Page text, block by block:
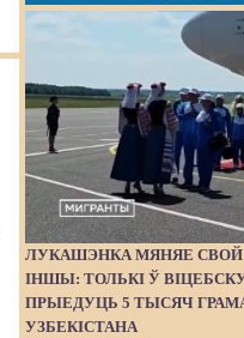
ЛУКАШЭНКА МЯНЯЕ СВОЙ
ІНШЫ: ТОЛЬКІ Ў
ПРЫЕДУЦЬ 5 ТЫСЯЧ
УЗБЕКІСТАНА